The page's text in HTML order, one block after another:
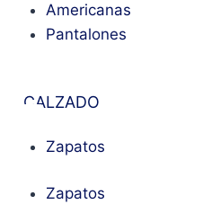
Americanas
Pantalones
CALZADO
Zapatos
Zapatos